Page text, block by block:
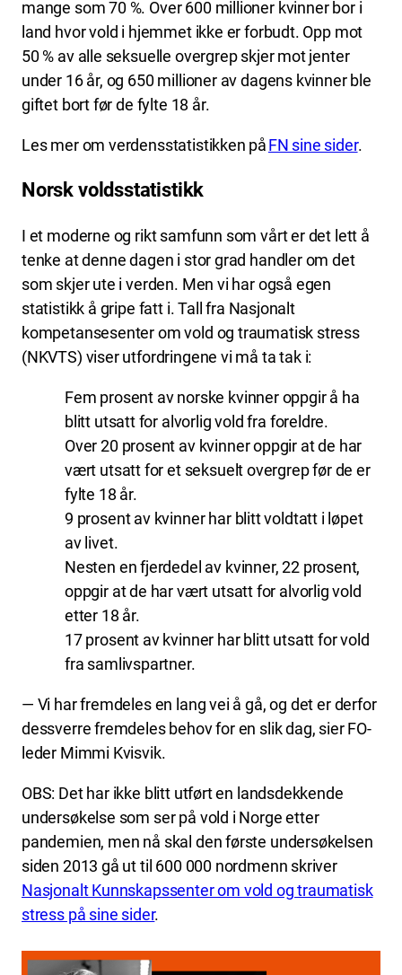
mange som 70 %. Over 600 millioner kvinner bor i
land hvor vold i hjemmet ikke er forbudt. Opp mot
50 % av alle seksuelle overgrep skjer mot jenter
under 16 år, og 650 millioner av dagens kvinner ble
giftet bort før de fylte 18 år.
Les mer om verdensstatistikken påFN sine sider.
Norsk voldsstatistikk
I et moderne og rikt samfunn som vårt er det lett å
tenke at denne dagen i stor grad handler om det
som skjer ute i verden. Men vi har også egen
statistikk å gripe fatt i. Tall fra Nasjonalt
kompetansesenter om vold og traumatisk stress
(NKVTS) viser utfordringene vi må ta tak i:
Fem prosent av norske kvinner oppgir å ha
blitt utsatt for alvorlig vold fra foreldre.
Over 20 prosent av kvinner oppgir at de har
vært utsatt for et seksuelt overgrep før de er
fylte 18 år.
9 prosent av kvinner har blitt voldtatt i løpet
av livet.
Nesten en fjerdedel av kvinner, 22 prosent,
oppgir at de har vært utsatt for alvorlig vold
etter 18 år.
17 prosent av kvinner har blitt utsatt for vold
fra samlivspartner.
— Vi har fremdeles en lang vei å gå, og det er derfor
dessverre fremdeles behov for en slik dag, sier FO-
leder Mimmi Kvisvik.
OBS: Det har ikke blitt utført en landsdekkende
undersøkelse som ser på vold i Norge etter
pandemien, men nå skal den første undersøkelsen
siden 2013 gå ut til 600 000 nordmenn skriver
Nasjonalt Kunnskapssenter om vold og traumatisk
stress på sine sider.